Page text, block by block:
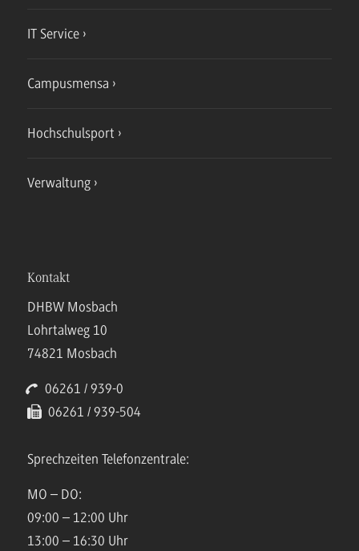
IT Service
Campusmensa
Hochschulsport
Verwaltung
Kontakt
DHBW Mosbach
Lohrtalweg 10
74821 Mosbach
06261 / 939-0
06261 / 939-504
Sprechzeiten Telefonzentrale:
MO – DO:
09:00 – 12:00 Uhr
13:00 – 16:30 Uhr